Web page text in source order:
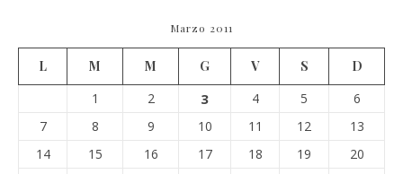
Marzo 2011
L M M G V S
D
1
2 3 4 5
6
7
8 9 10 11 12
13
14
15 16 17 18 19
20